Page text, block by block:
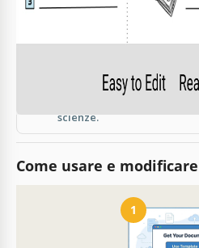
Sì, il modello è
Supporta la stampa fronte-
Per quale tipo di progetti
scienze.
Come usare e
1